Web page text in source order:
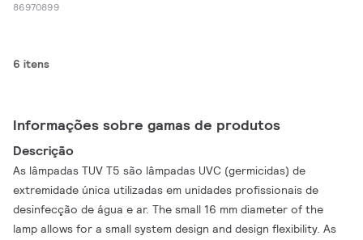
86970899
6 itens
Informações sobre gamas de produtos
Descrição
As lâmpadas TUV T5 são lâmpadas UVC (germicidas) de
extremidade única utilizadas em unidades profissionais de
desinfecção de água e ar. The small 16 mm diameter of the
lamp allows for a small system design and design flexibility. As